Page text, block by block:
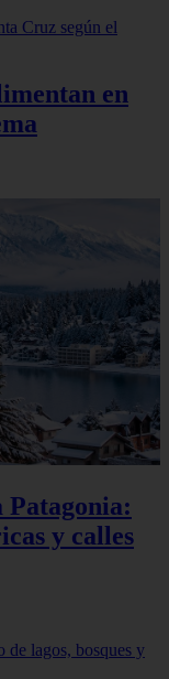
en
y calles